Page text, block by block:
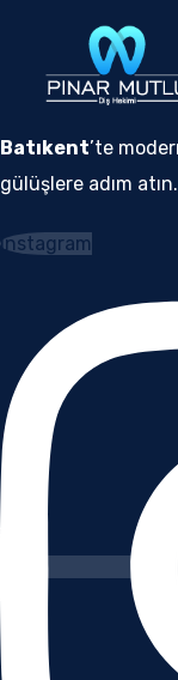
Batıkent’te
gülüşlere adım atın.
Instagram